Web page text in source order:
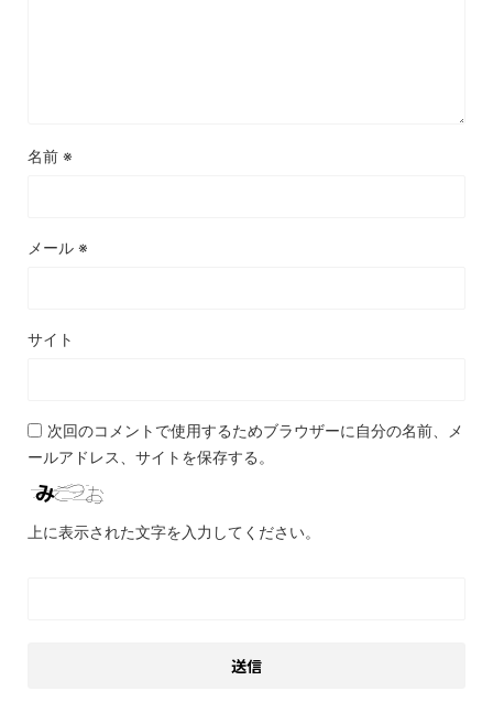
名前 ※
メール ※
サイト
次回のコメントで使用するためブラウザーに自分の名前、メ
ールアドレス、サイトを保存する。
上に表示された文字を入力してください。